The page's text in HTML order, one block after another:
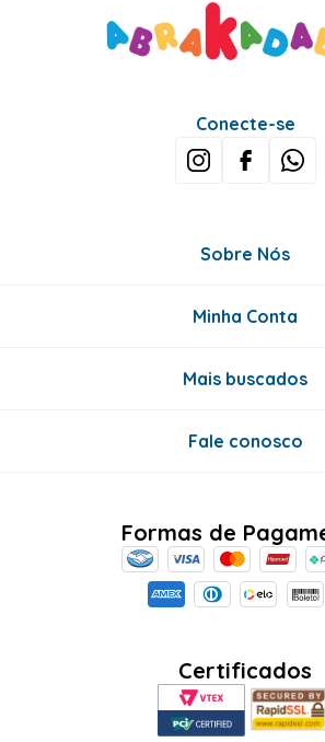
Conecte-se
Sobre Nós
Minha Conta
Mais buscados
Fale conosco
Formas de
Certificados